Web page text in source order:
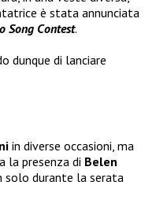
è stata annunciata
Song Contest.
dunque di lanciare
in diverse occasioni, ma
la presenza di Belen
solo durante la serata